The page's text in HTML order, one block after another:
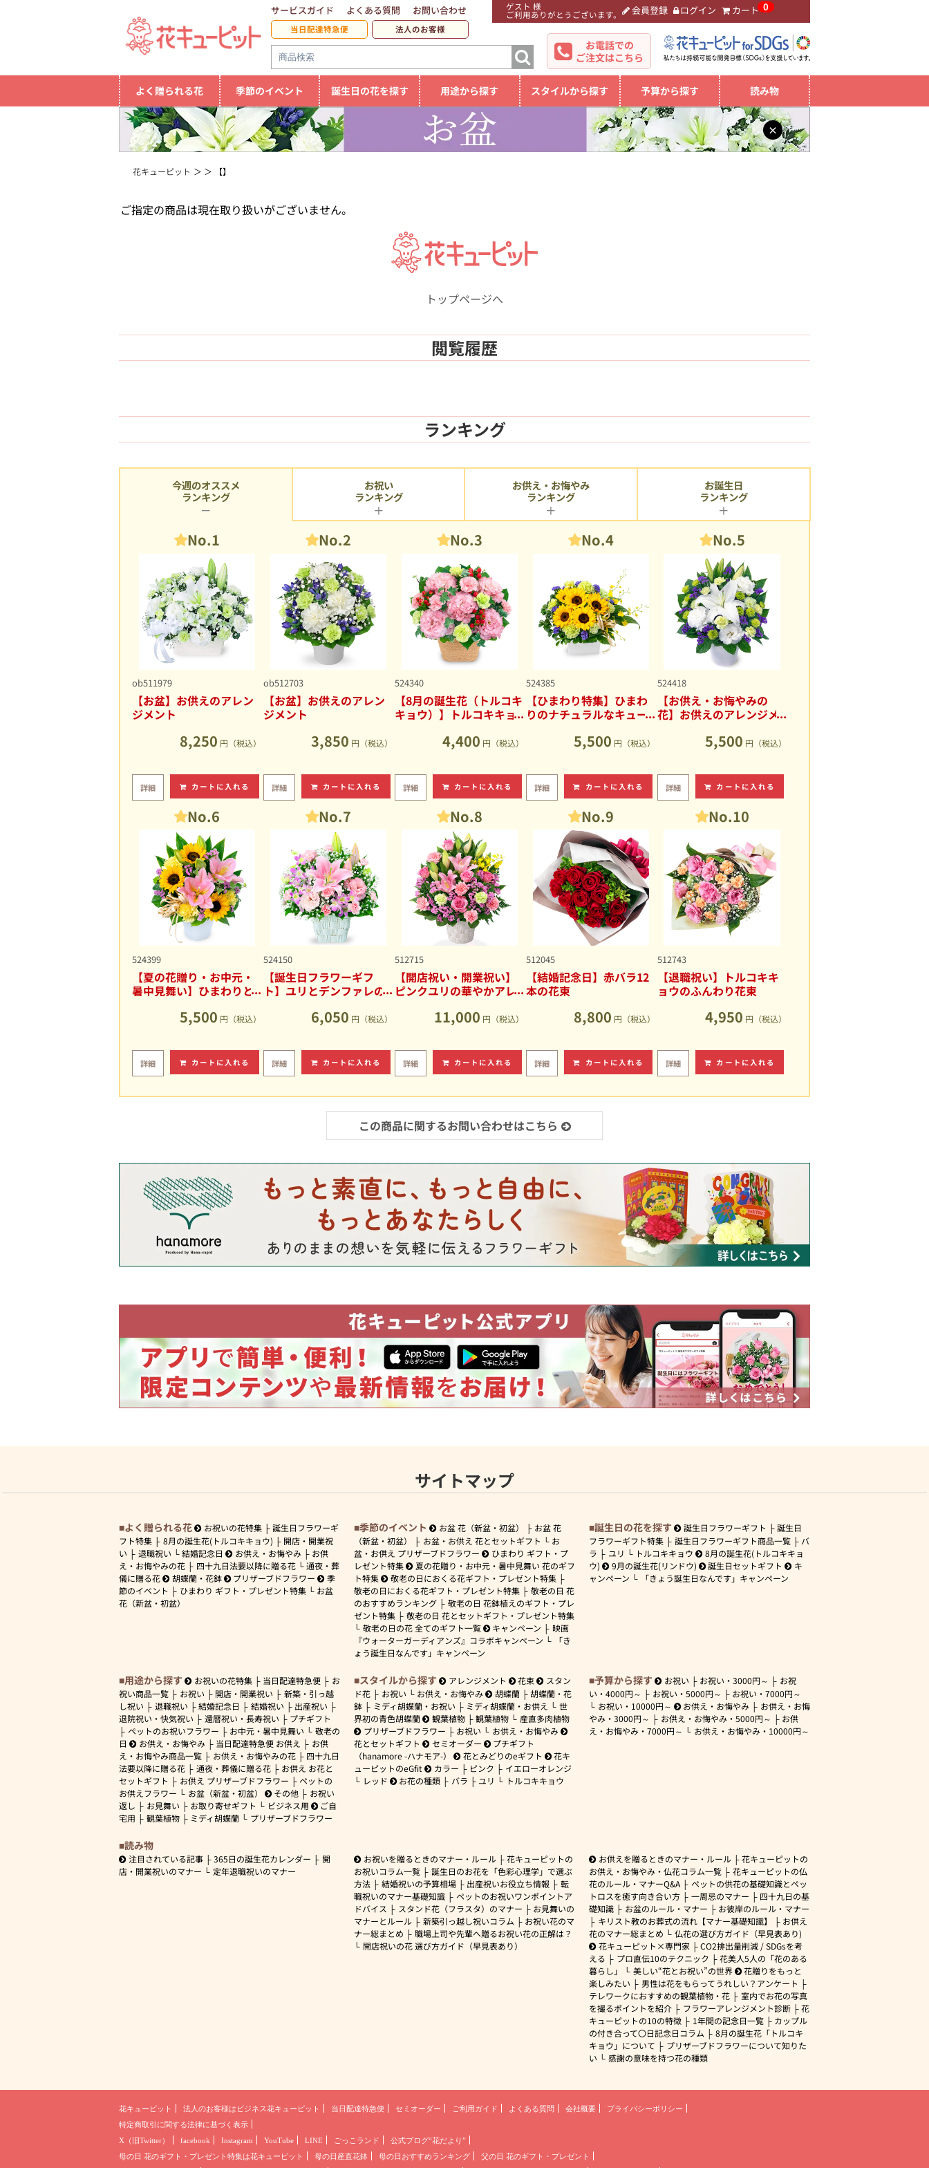
ゲスト 様
ご利用ありがとうございます。 会員登録 ログイン カート 0
サービスガイド よくある質問 お問い合わせ
当日配達特急便 法人のお客様
お電話での
ご注文はこちら
よく贈られる花 季節のイベント 誕生日の花を探す 用途から探す スタイルから探す 予算から探す 読み物
×
花キューピット 【】
ご指定の商品は現在取り扱いがございません。
トップページへ
閲覧履歴
ランキング
今週のオススメ
ランキング
No.1
ob511979
【お盆】お供えのアレン
ジメント
8,250 円（税込）
詳細 カートに入れる
No.2
ob512703
【お盆】お供えのアレン
ジメント
3,850 円（税込）
詳細 カートに入れる
No.3
524340
【8月の誕生花（トルコキ
キョウ）】トルコキキョ
4,400 円（税込）
詳細 カートに入れる
No.4
524385
【ひまわり特集】ひまわ
りのナチュラルなキュー
5,500 円（税込）
詳細 カートに入れる
No.5
524418
【お供え・お悔やみの
花】お供えのアレンジメ
5,500 円（税込）
詳細 カートに入れる
No.6
524399
【夏の花贈り・お中元・
暑中見舞い】ひまわりと
5,500 円（税込）
詳細 カートに入れる
No.7
524150
【誕生日フラワーギフ
ト】ユリとデンファレの
6,050 円（税込）
詳細 カートに入れる
No.8
512715
【開店祝い・開業祝い】
ピンクユリの華やかアレ
11,000 円（税込）
詳細 カートに入れる
No.9
512045
【結婚記念日】赤バラ12
本の花束
8,800 円（税込）
詳細 カートに入れる
No.10
512743
【退職祝い】トルコキキ
ョウのふんわり花束
4,950 円（税込）
詳細 カートに入れる
お祝い
ランキング
お供え・お悔やみ
ランキング
お誕生日
ランキング
この商品に関するお問い合わせはこちら
サイトマップ
よく贈られる花 お祝いの花特集
誕生日フラワーギ
フト特集
8月の誕生花(トルコキキョウ)
開店・開業祝
い
退職祝い 結婚記念日 お供え・お悔やみ
お供
え・お悔やみの花
四十九日法要以降に贈る花
通夜・葬
儀に贈る花
胡蝶蘭・花鉢 プリザーブドフラワー
季
節のイベント
ひまわり ギフト・プレゼント特集
お盆
花（新盆・初盆）
季節のイベント お盆 花（新盆・初盆）
お盆 花
（新盆・初盆）
お盆・お供え 花とセットギフト
お
盆・お供え プリザーブドフラワー
ひまわり ギフト・プ
レゼント特集
夏の花贈り・お中元・暑中見舞い 花のギフ
ト特集
敬老の日におくる花ギフト・プレゼント特集
敬老の日におくる花ギフト・プレゼント特集
敬老の日 花
のおすすめランキング
敬老の日 花鉢植えのギフト・プレ
ゼント特集
敬老の日 花とセットギフト・プレゼント特集
敬老の日の花 全てのギフト一覧
キャンペーン
映画
『ウォーターガーディアンズ』コラボキャンペーン
「き
ょう誕生日なんです」キャンペーン
誕生日の花を探す 誕生日フラワーギフト
誕生日
フラワーギフト特集
誕生日フラワーギフト商品一覧
バ
ラ
ユリ トルコキキョウ
8月の誕生花(トルコキキョ
ウ)
9月の誕生花(リンドウ) 誕生日セットギフト
キ
ャンペーン
「きょう誕生日なんです」キャンペーン
用途から探す お祝いの花特集 当日配達特急便
お
祝い商品一覧
お祝い 開店・開業祝い
新築・引っ越
し祝い
退職祝い 結婚記念日 結婚祝い
出産祝い
退院祝い・快気祝い
還暦祝い・長寿祝い
プチギフト
ペットのお祝いフラワー
お中元・暑中見舞い
敬老の
日
お供え・お悔やみ 当日配達特急便 お供え
お供
え・お悔やみ商品一覧
お供え・お悔やみの花
四十九日
法要以降に贈る花
通夜・葬儀に贈る花
お供え お花と
セットギフト
お供え プリザーブドフラワー
ペットの
お供えフラワー
お盆（新盆・初盆） その他
お祝い
返し
お見舞い お取り寄せギフト ビジネス用
ご自
宅用
観葉植物 ミディ胡蝶蘭 プリザーブドフラワー
スタイルから探す アレンジメント 花束
スタン
ド花
お祝い お供え・お悔やみ 胡蝶蘭
胡蝶蘭・花
鉢
ミディ胡蝶蘭・お祝い ミディ胡蝶蘭・お供え
世
界初の青色胡蝶蘭
観葉植物 観葉植物
産直多肉植物
プリザーブドフラワー
お祝い
お供え・お悔やみ
花とセットギフト
セミオーダー
プチギフト
（hanamore -ハナモア-）
花とみどりのeギフト
花キ
ューピットのeGfit
カラー ピンク
イエローオレンジ
レッド
お花の種類 バラ ユリ トルコキキョウ
予算から探す お祝い お祝い・3000円～
お祝
い・ 4000円～ お祝い・ 5000円～ お祝い・7000円～
お祝い・ 10000円～ お供え・お悔やみ
お供え・お悔
やみ・ 3000円～ お供え・お悔やみ・ 5000円～
お供
え・お悔やみ・ 7000円～ お供え・お悔やみ・ 10000円～
読み物
注目されている記事 365日の誕生花カレンダー
開
店・開業祝いのマナー
定年退職祝いのマナー
お祝いを贈るときのマナー・ルール
花キューピットの
お祝いコラム一覧
誕生日のお花を「色彩心理学」で選ぶ
方法
結婚祝いの予算相場 出産祝いお役立ち情報
転
職祝いのマナー基礎知識
ペットのお祝いワンポイントア
ドバイス
スタンド花（フラスタ）のマナー
お見舞いの
マナーとルール
新築引っ越し祝いコラム
お祝い花のマ
ナー総まとめ
職場上司や先輩へ贈るお祝い花の正解は？
開店祝いの花 選び方ガイド（早見表あり）
お供えを贈るときのマナー・ルール
花キューピットの
お供え・お悔やみ・仏花コラム一覧
花キューピットの仏
花のルール・マナーQ&A
ペットの供花の基礎知識とペッ
トロスを癒す向き合い方
一周忌のマナー
四十九日の基
礎知識
お盆のルール・マナー
お彼岸のルール・マナー
キリスト教のお葬式の流れ【マナー基礎知識】
お供え
花のマナー総まとめ
仏花の選び方ガイド（早見表あり)
花キューピット×専門家
CO2排出量削減 / SDGsを考
える
プロ直伝10のテクニック
花美人5人の「花のある
暮らし」
美しい“花とお祝い”の世界
花贈りをもっと
楽しみたい
男性は花をもらってうれしい？アンケート
テレワークにおすすめの観葉植物・花
室内でお花の写真
を撮るポイントを紹介
フラワーアレンジメント診断
花
キューピットの10の特徴
1年間の記念日一覧
カップル
の付き合って〇日記念日コラム
8月の誕生花「トルコキ
キョウ」について
プリザーブドフラワーについて知りた
い
感謝の意味を持つ花の種類
花キューピット 法人のお客様は ビジネス花キューピット 当日配達特急便 セミオーダー ご利用ガイド よくある質問 会社概要
プライバシーポリシー
特定商取引に関する法律に基づく表示
X（旧Twitter）
facebook Instagram YouTube LINE ごっこランド
公式ブログ“花だより”
母の日 花のギフト・プレゼント 特集は花キューピット 母の日産直花鉢 母の日おすすめランキング 父の日 花のギフト・プレゼント